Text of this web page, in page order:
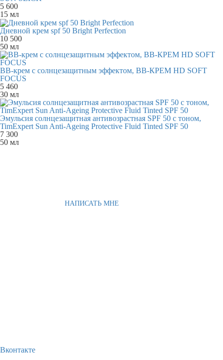
5 600
15 мл
Дневной крем spf 50 Bright Perfection
10 500
50 мл
BB-крем с солнцезащитным эффектом, BB-КРЕМ HD SOFT
FOCUS
5 460
30 мл
Эмульсия солнцезащитная антивозрастная SPF 50 с тоном,
TimExpert Sun Anti-Ageing Protective Fluid Tinted SPF 50
7 300
50 мл
НАПИСАТЬ МНЕ
Вконтакте